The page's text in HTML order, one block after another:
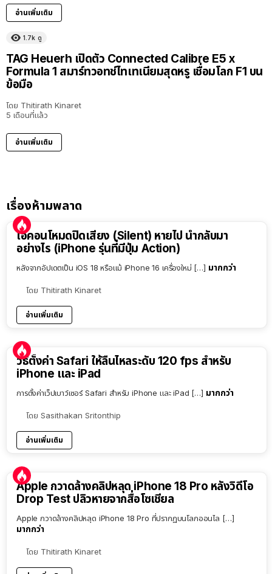
อ่านเพิ่มเติม
1.7k ดู
TAG Heuerh เปิดตัว Connected Calibre E5 x
Formula 1 สมาร์ทวอทช์ไทเทเนียมสุดหรู เชื่อมโลก F1 บน
ข้อมือ
โดย Thitirath Kinaret
5 เดือนที่แล้ว
อ่านเพิ่มเติม
เรื่องห้ามพลาด
ไอคอนโหมดปิดเสียง (Silent) หายไป นำกลับมา
อย่างไร (iPhone รุ่นที่มีปุ่ม Action)
หลังจากอัปเดตเป็น iOS 18 หรือแม้ iPhone 16 เครื่องใหม่ […] มากกว่า
โดย Thitirath Kinaret
อ่านเพิ่มเติม
วิธีตั้งค่า Safari ให้ลื่นไหลระดับ 120 fps สำหรับ
iPhone และ iPad
การตั้งค่าเว็ปเบาว์เซอร์ Safari สำหรับ iPhone และ iPad […] มากกว่า
โดย Sasithakan Sritonthip
อ่านเพิ่มเติม
Apple กวาดล้างคลิปหลุด iPhone 18 Pro หลังวิดีโอ
Drop Test ปลิวหายจากสื่อโซเชียล
Apple กวาดล้างคลิปหลุด iPhone 18 Pro ที่ปรากฏบนโลกออนไล […]
มากกว่า
โดย Thitirath Kinaret